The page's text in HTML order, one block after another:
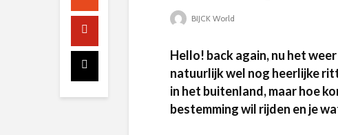
BIJCK World
Hello! back again, nu het
natuurlijk wel nog heerlijke
in het buitenland, maar hoe
bestemming wil rijden en je